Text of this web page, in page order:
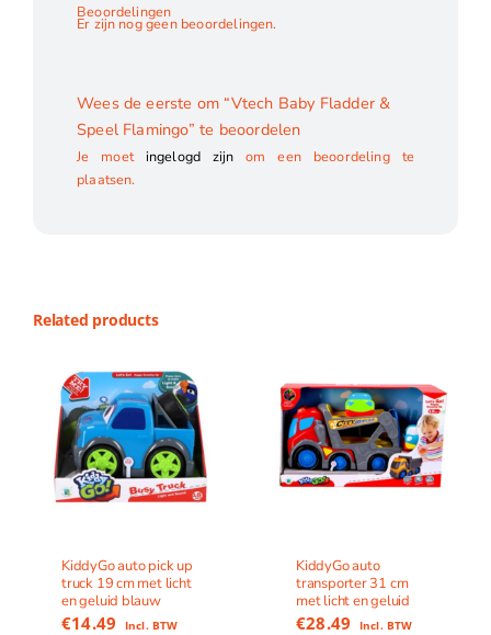
Beoordelingen
Er zijn nog geen beoordelingen.
Wees de eerste om “Vtech Baby Fladder &
Speel Flamingo” te beoordelen
Je moet ingelogd zijn om een beoordeling te
plaatsen.
Related products
KiddyGo auto pick up
truck 19 cm met licht
en geluid blauw
€14.49 Incl. BTW
KiddyGo auto
transporter 31 cm
met licht en geluid
€28.49 Incl. BTW